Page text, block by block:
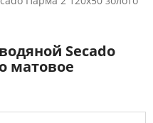
Secado
матовое